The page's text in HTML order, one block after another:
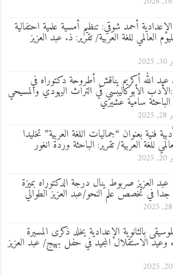
الإعدادية أحمد شوقي: تنظيم أمسية علمية احتفالية
العالمي للغة العربية/ تقرير: ذ. عبد العزيز
الله أكريم يناقش أطروحة دكتوراه في
الأبوكاليبسي في التراث اليهودي والمسيحي
سامية عشيري
فنية بعنوان “جماليات اللغة العربية” تخليدا
للغة العربية/ تقرير: الباحثة وردة انغور
عبد العزيز صربوط ينال درجة الدكتوراه بميزة
في تخصص علم النحو/عبد العزيز الطوالي
بالثانوية الإعدادية يخلد ذكرى المسيرة
وعيد الاستقلال المجيد في حفل بهيج/ عبد العزيز